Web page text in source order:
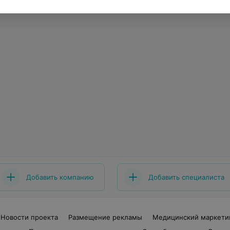
Добавить компанию Добавить специалиста
Новости проекта Размещение рекламы
Медицинский